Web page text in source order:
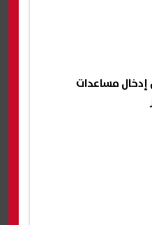
مساعدات